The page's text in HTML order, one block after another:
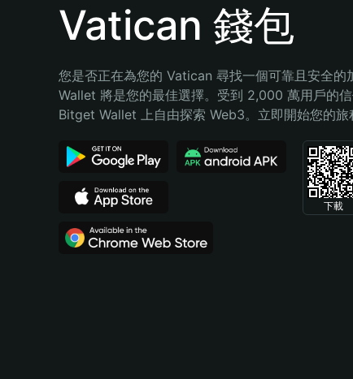
Bahasa Indonesia
Español (Argentina)
Vatican 錢包
您是否正在為您的 Vatican 尋找一個可靠且安全的
Wallet 將是您的最佳選擇。受到 2,000 萬用戶的
Bitget Wallet 上自由探索 Web3。立即開始您的旅
下載